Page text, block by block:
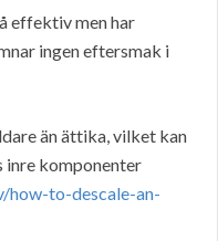
effektiv men har
ingen eftersmak i
än ättika, vilket kan
inre komponenter
how-to-descale-an-